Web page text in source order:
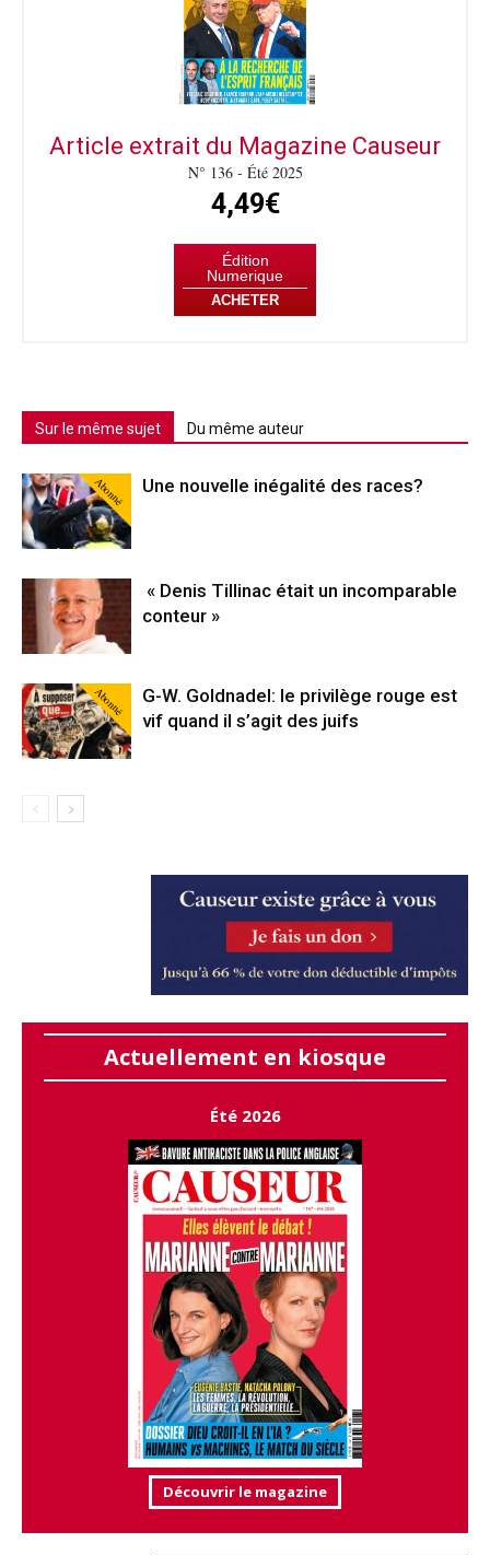
Article extrait du Magazine Causeur
N° 136 - Été 2025
4,49€
Édition
Numerique
ACHETER
Sur le même sujet Du même auteur
Abonné Une nouvelle inégalité des races?
« Denis Tillinac était un incomparable
conteur »
Abonné
G-W. Goldnadel: le privilège rouge est
vif quand il s’agit des juifs
Actuellement en kiosque
Été 2026
Découvrir le magazine